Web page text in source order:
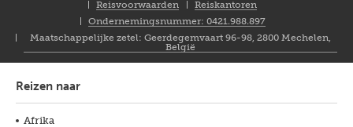
Reisvoorwaarden
Reiskantoren
Ondernemingsnummer: 0421.988.897
Maatschappelijke zetel: Geerdegemvaart 96-98, 2800 Mechelen,
België
Reizen naar
Afrika